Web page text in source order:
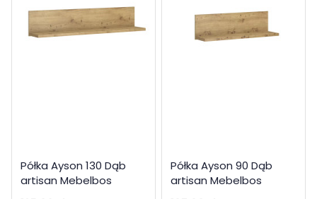
Półka Ayson 130 Dąb
artisan Mebelbos
Półka Ayson 90 Dąb
artisan Mebelbos